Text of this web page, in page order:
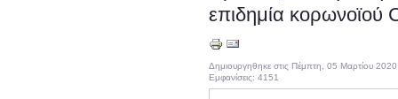
επιδημία κορωνοϊού
Δημιουργηθηκε στις Πέμπτη, 05 Μαρτίου
Εμφανίσεις: 4151